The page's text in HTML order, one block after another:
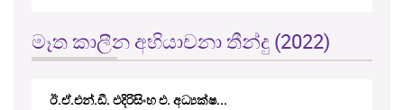
මෑත කාලීන අභියාචනා තීන්දු (2022)
ඊ.ඒ.එන්.ඩී. එදිරිසිංහ එ. අධ්‍යක්ෂ...